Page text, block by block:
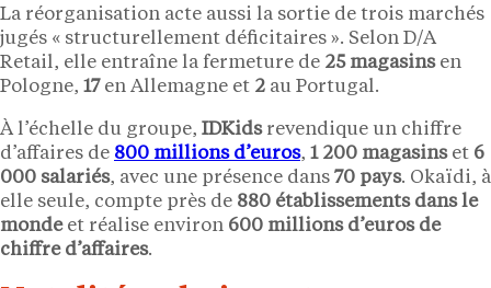
La réorganisation acte aussi la sortie de trois marchés
jugés « structurellement déficitaires ». Selon D/A
Retail, elle entraîne la fermeture de 25 magasinsen
Pologne, 17en Allemagne et 2 au Portugal.
À l’échelle du groupe, IDKidsrevendique un chiffre
d’affaires de 800 millions d’euros, 1 200 magasinset 6
000 salariés, avec une présence dans 70 pays. Okaïdi, à
elle seule, compte près de 880 établissements dans le
mondeet réalise environ 600 millions d’euros de
chiffre d’affaires.